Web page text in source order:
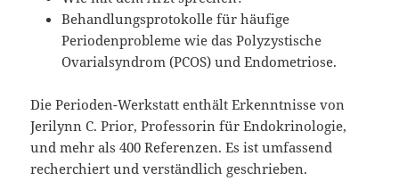
Behandlungsprotokolle für häufige
Periodenprobleme wie das Polyzystische
Ovarialsyndrom (PCOS) und Endometriose.
Die Perioden-Werkstatt enthält Erkenntnisse von
Jerilynn C. Prior, Professorin für Endokrinologie,
und mehr als 400 Referenzen. Es ist umfassend
recherchiert und verständlich geschrieben.